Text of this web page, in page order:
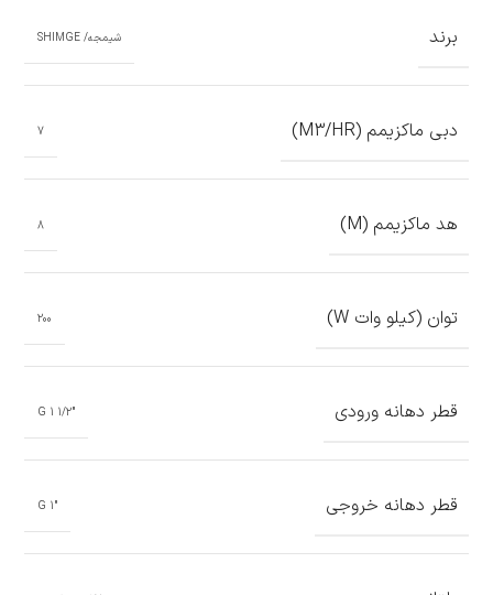
برند شیمجه/ SHIMGE
دبی ماکزیمم (M3/HR) 7
هد ماکزیمم (M) 8
توان (کیلو وات W) 200
قطر دهانه ورودی G 1 1/2″
قطر دهانه خروجی G 1″